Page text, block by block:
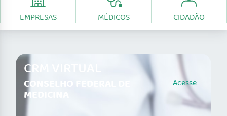
EMPRESAS MÉDICOS CIDADÃO
CRM VIRTUAL
CONSELHO FEDERAL DE
MEDICINA
Acesse